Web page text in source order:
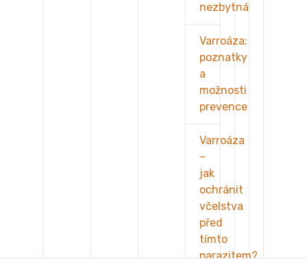
nezbytná
Varroáza:
poznatky
a
možnosti
prevence
Varroáza
–
jak
ochránit
včelstva
před
tímto
parazitem?